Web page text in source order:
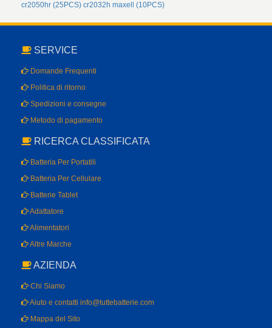
cr2050hr (25PCS) cr2032h maxell (10PCS)
SERVICE
Domande Frequenti
Politica di ritorno
Spedizioni e consegne
Metodo di pagamento
RICERCA CLASSIFICATA
Batteria Per Portatili
Batteria Per Cellulare
Batterie Tablet
Adattatore
Alimentatori
Altre Marche
AZIENDA
Chi Siamo
Aiuto e contatti info@tuttebatterie.com
Mappa del Sito